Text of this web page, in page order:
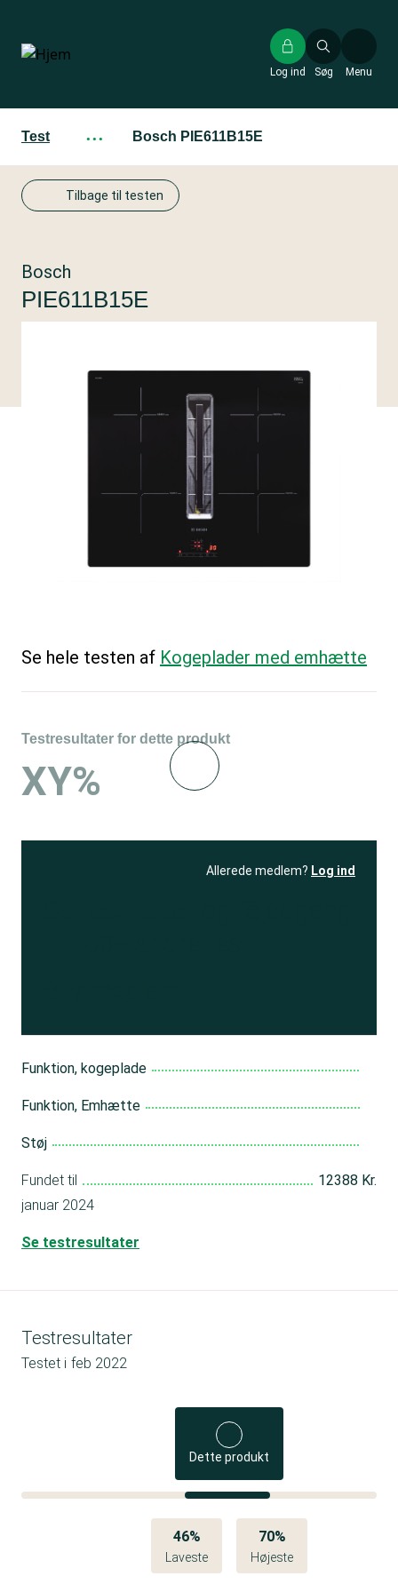
hovedindhold
Søg
Log ind Menu
Test ··· Bosch PIE611B15E
Tilbage til testen
Bosch
PIE611B15E
Se hele testen af Kogeplader med emhætte
Testresultater for dette produkt
XY%
Allerede medlem? Log ind
Funktion, kogeplade
Funktion, Emhætte
Støj
Fundet til
12388 Kr.
januar 2024
Se testresultater
Testresultater
Testet i feb 2022
Dette produkt
46%
Laveste
70%
Højeste